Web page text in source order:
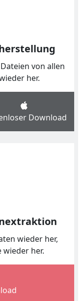
von allen
her.
Download
wieder her,
wieder her.